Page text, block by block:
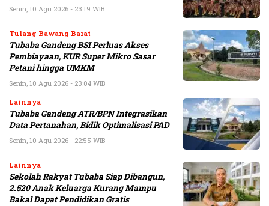
Senin, 10 Agu 2026 - 23:19 WIB
Tulang Bawang Barat
Tubaba Gandeng BSI Perluas Akses
Pembiayaan, KUR Super Mikro Sasar
Petani hingga UMKM
Senin, 10 Agu 2026 - 23:04 WIB
Lainnya
Tubaba Gandeng ATR/BPN Integrasikan
Data Pertanahan, Bidik Optimalisasi PAD
Senin, 10 Agu 2026 - 22:55 WIB
Lainnya
Sekolah Rakyat Tubaba Siap Dibangun,
2.520 Anak Keluarga Kurang Mampu
Bakal Dapat Pendidikan Gratis